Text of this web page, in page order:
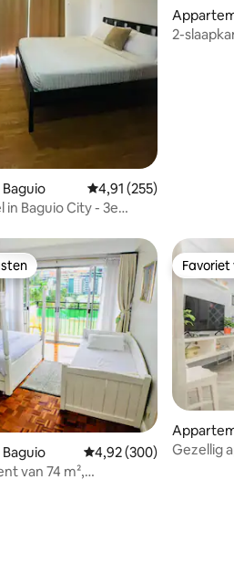
Gemiddelde
4,91 (255)
Baguio City - 3e
2-
Gemiddelde
4,92 (300)
van 74 m²,
Gezellig